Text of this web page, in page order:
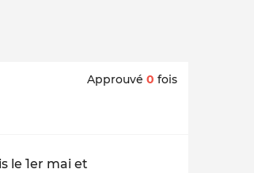
Approuvé 0 fois
le 1er mai et